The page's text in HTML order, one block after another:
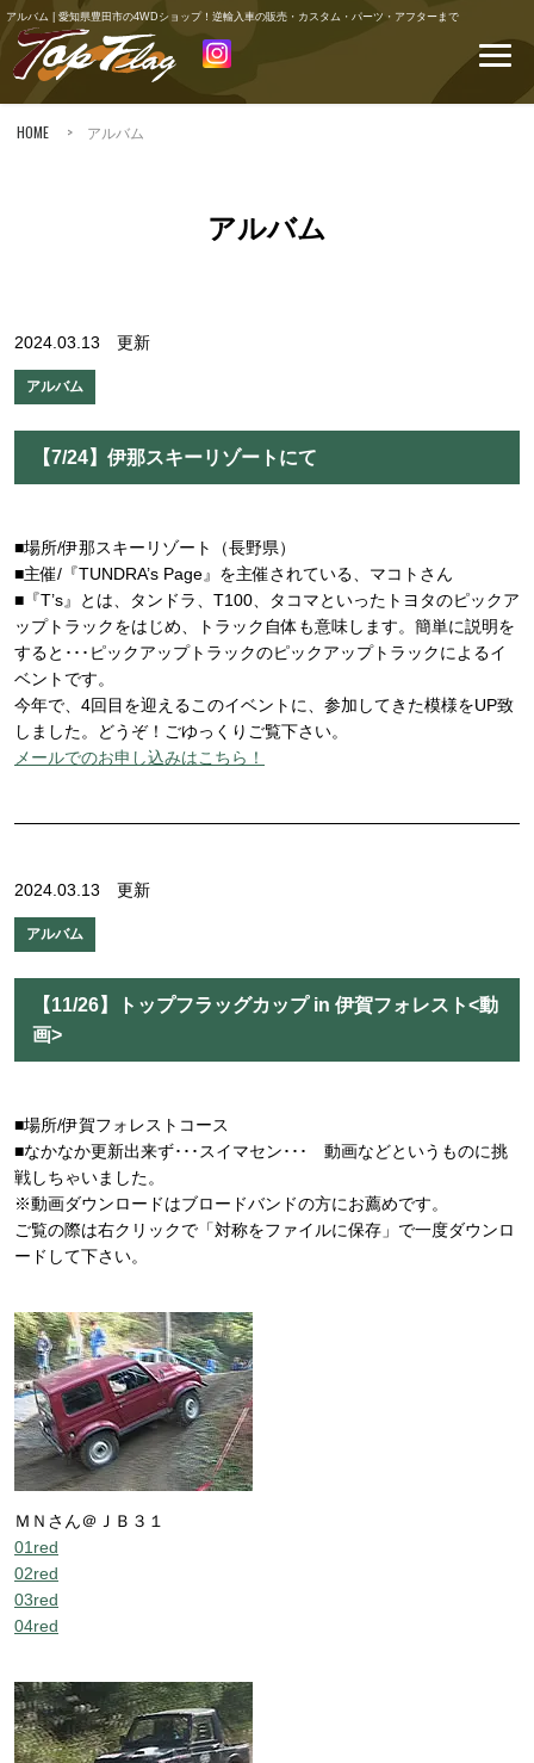
アルバム | 愛知県豊田市の4WDショップ！逆輸入車の販売・カスタム・パーツ・アフターまで
HOME > アルバム
アルバム
2024.03.13 更新
アルバム
【7/24】伊那スキーリゾートにて
■場所/伊那スキーリゾート（長野県）
■主催/『TUNDRA’s Page』を主催されている、マコトさん
■『T’s』とは、タンドラ、T100、タコマといったトヨタのピックア
ップトラックをはじめ、トラック自体も意味します。簡単に説明を
すると･･･ピックアップトラックのピックアップトラックによるイ
ベントです。
今年で、4回目を迎えるこのイベントに、参加してきた模様をUP致
しました。どうぞ！ごゆっくりご覧下さい。
メールでのお申し込みはこちら！
2024.03.13 更新
アルバム
【11/26】トップフラッグカップ in 伊賀フォレスト<動
画>
■場所/伊賀フォレストコース
■なかなか更新出来ず･･･スイマセン･･･ 動画などというものに挑
戦しちゃいました。
※動画ダウンロードはブロードバンドの方にお薦めです。
ご覧の際は右クリックで「対称をファイルに保存」で一度ダウンロ
ードして下さい。
ＭＮさん＠ＪＢ３１
01red
02red
03red
04red